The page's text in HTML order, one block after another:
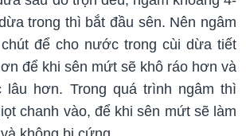
trong thì bắt đầu sên. Nên ngâm
để cho nước trong cùi dừa tiết
để khi sên mứt sẽ khô ráo hơn và
lâu hơn. Trong quá trình ngâm thì
chanh vào, để khi sên mứt sẽ làm